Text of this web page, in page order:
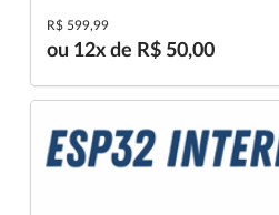
R$ 599,99
ou 12x de R$ 50,00